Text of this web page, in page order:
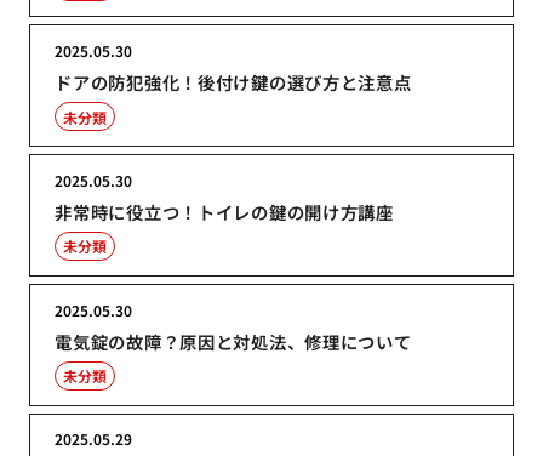
ドアの防犯強化！後付け鍵の選び方と注意点
2025.05.30
未分類
非常時に役立つ！トイレの鍵の開け方講座
2025.05.30
未分類
電気錠の故障？原因と対処法、修理について
2025.05.30
未分類
2025.05.29